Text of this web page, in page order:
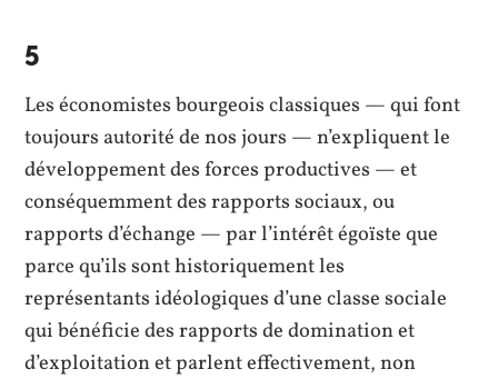
5
Les économistes bourgeois classiques — qui font
toujours autorité de nos jours — n’expliquent le
développement des forces productives — et
conséquemment des rapports sociaux, ou
rapports d’échange — par l’intérêt égoïste que
parce qu’ils sont historiquement les
représentants idéologiques d’une classe sociale
qui bénéficie des rapports de domination et
d’exploitation et parlent effectivement, non